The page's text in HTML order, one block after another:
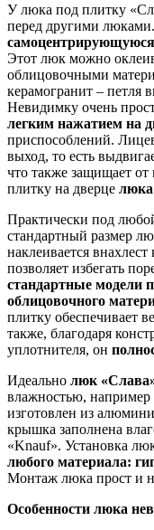
У люка под плитку
перед другими
Этот люк можно
облицовочными
керамогранит – петля
Невидимку очень
легким нажатием на
приспособлений.
выход, то есть
что также защищает
плитку на дверце
Практически под
стандартный размер
наклеивается
позволяет избегать
стандартные модели
облицовочного
плитку обеспечивает
также, благодаря
уплотнителя, он
Идеально люк
влажностью,
изготовлен из
крышка заполнена
«Knauf». Установка
любого материала:
Монтаж люка прост и
Особенности люка